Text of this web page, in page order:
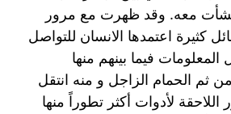
معه. وقد ظهرت مع مرور
كثيرة اعتمدها الانسان للتواصل
المعلومات فيما بينهم منها
ثم الحمام الزاجل و منه انتقل
لأدوات أكثر تطوراً منها